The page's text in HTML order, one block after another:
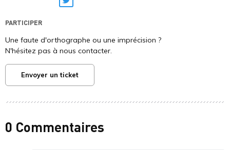
Twitter
PARTICIPER
Une faute d'orthographe ou une imprécision ?
N'hésitez pas à nous contacter.
Envoyer un ticket
0 Commentaires